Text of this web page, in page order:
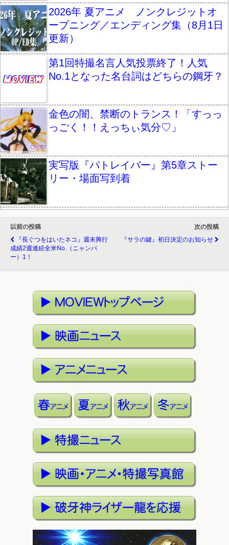
2026年 夏アニメ ノンクレジットオ
ープニング／エンディング集（8月1日
更新）
第1回特撮名言人気投票終了！人気
No.1となった名台詞はどちらの鋼牙？
金色の闇、禁断のトランス！「すっっ
っごく！！えっちぃ気分♡」
実写版『パトレイバー』第5章ストー
リー・場面写到着
以前の投稿
『長ぐつをはいたネコ』週末興行
成績2週連続全米No.（ニャンバ
ー）1！
次の投稿
『サラの鍵』初日決定のお知らせ